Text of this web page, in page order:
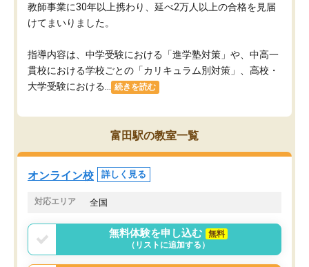
教師事業に30年以上携わり、延べ2万人以上の合格を見届
けてまいりました。
指導内容は、中学受験における「進学塾対策」や、中高一
貫校における学校ごとの「カリキュラム別対策」、高校・
大学受験における...
続きを読む
富田駅の教室一覧
オンライン校 詳しく見る
対応エリア 全国
無料体験を申し込む
無料
（リストに追加する）